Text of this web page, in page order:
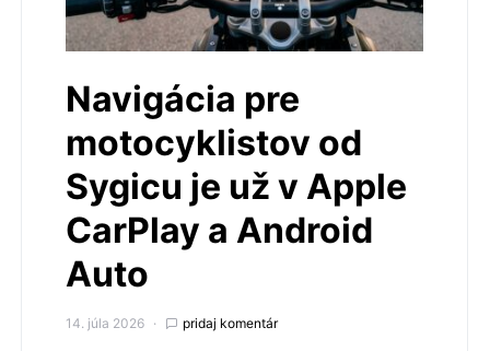
Navigácia pre
motocyklistov od
Sygicu je už v Apple
CarPlay a Android
Auto
14. júla 2026 pridaj komentár